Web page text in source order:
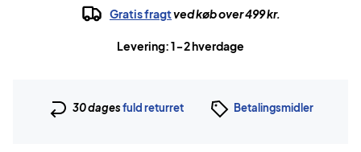
Gratis fragtved køb over 499 kr.
Levering: 1-2 hverdage
30 dagesfuld returret Betalingsmidler